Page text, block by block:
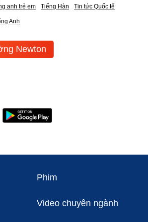
anh trẻ em Tiếng Hàn Tin tức Quốc tế
Anh
Newton
Phim
Video chuyên ngành